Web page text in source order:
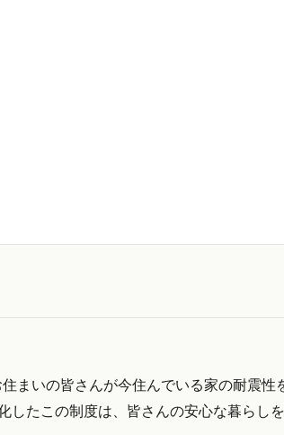
まいの皆さんが今住んでいる家の耐震
たこの制度は、皆さんの安心な暮らしを